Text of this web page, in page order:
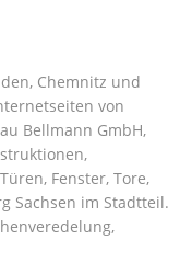
Chemnitz und
von
Bellmann GmbH,
Fenster, Tore,
Sachsen im Stadtteil.